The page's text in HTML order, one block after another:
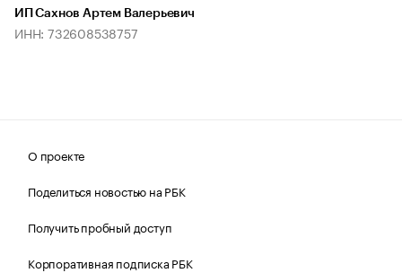
ИП Сахнов Артем Валерьевич
ИНН: 732608538757
О проекте
Поделиться новостью на РБК
Получить пробный доступ
Корпоративная подписка РБК